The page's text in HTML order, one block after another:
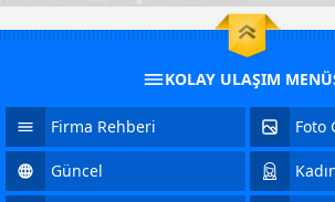
KOLAY ULAŞIM
Firma Rehberi Foto
Güncel